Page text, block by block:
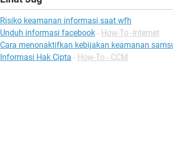
Risiko keamanan informasi saat wfh
Unduh informasi facebook - How-To -Internet
Cara menonaktifkan kebijakan keamanan
Informasi Hak Cipta - How-To - CCM